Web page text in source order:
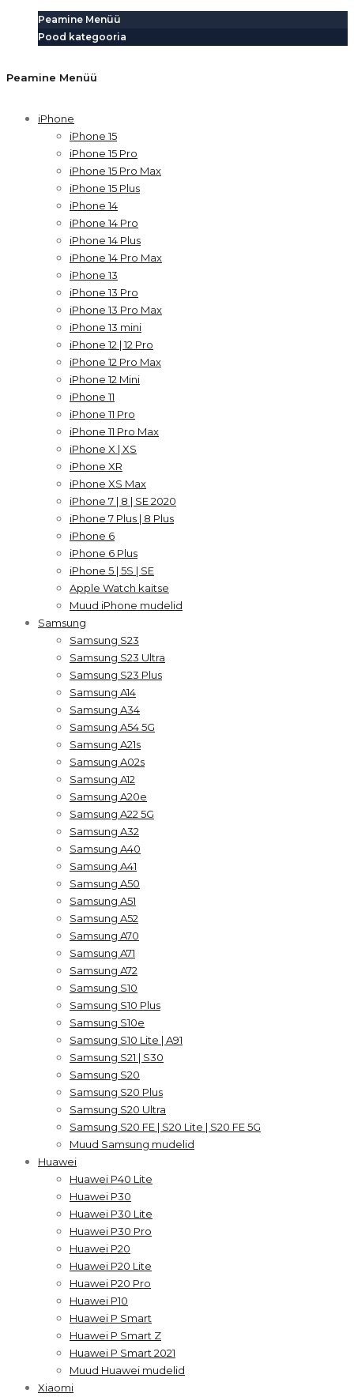
Peamine Menüü
Pood kategooria
Peamine Menüü
iPhone
iPhone 15
iPhone 15 Pro
iPhone 15 Pro Max
iPhone 15 Plus
iPhone 14
iPhone 14 Pro
iPhone 14 Plus
iPhone 14 Pro Max
iPhone 13
iPhone 13 Pro
iPhone 13 Pro Max
iPhone 13 mini
iPhone 12 | 12 Pro
iPhone 12 Pro Max
iPhone 12 Mini
iPhone 11
iPhone 11 Pro
iPhone 11 Pro Max
iPhone X | XS
iPhone XR
iPhone XS Max
iPhone 7 | 8 | SE 2020
iPhone 7 Plus | 8 Plus
iPhone 6
iPhone 6 Plus
iPhone 5 | 5S | SE
Apple Watch kaitse
Muud iPhone mudelid
Samsung
Samsung S23
Samsung S23 Ultra
Samsung S23 Plus
Samsung A14
Samsung A34
Samsung A54 5G
Samsung A21s
Samsung A02s
Samsung A12
Samsung A20e
Samsung A22 5G
Samsung A32
Samsung A40
Samsung A41
Samsung A50
Samsung A51
Samsung A52
Samsung A70
Samsung A71
Samsung A72
Samsung S10
Samsung S10 Plus
Samsung S10e
Samsung S10 Lite | A91
Samsung S21 | S30
Samsung S20
Samsung S20 Plus
Samsung S20 Ultra
Samsung S20 FE | S20 Lite | S20 FE 5G
Muud Samsung mudelid
Huawei
Huawei P40 Lite
Huawei P30
Huawei P30 Lite
Huawei P30 Pro
Huawei P20
Huawei P20 Lite
Huawei P20 Pro
Huawei P10
Huawei P Smart
Huawei P Smart Z
Huawei P Smart 2021
Muud Huawei mudelid
Xiaomi